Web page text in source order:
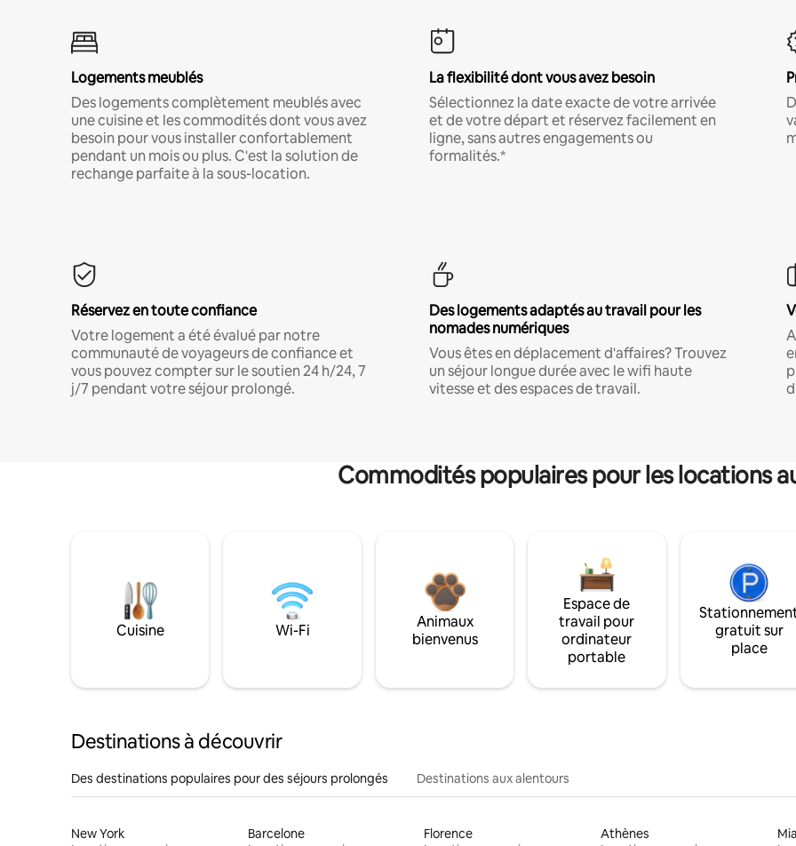
Logements meublés
Des logements complètement meublés avec
une cuisine et les commodités dont vous avez
besoin pour vous installer confortablement
pendant un mois ou plus. C'est la solution de
rechange parfaite à la sous-location.
La flexibilité dont vous avez besoin
Sélectionnez la date exacte de votre arrivée
et de votre départ et réservez facilement en
ligne, sans autres engagements ou
formalités.*
Réservez en toute confiance
Votre logement a été évalué par notre
communauté de voyageurs de confiance et
vous pouvez compter sur le soutien 24 h/24, 7
j/7 pendant votre séjour prolongé.
Des logements adaptés au travail pour les
nomades numériques
Vous êtes en déplacement d'affaires? Trouvez
un séjour longue durée avec le wifi haute
vitesse et des espaces de travail.
Commodités populaires pour les locations
Cuisine Wi-Fi
Animaux
bienvenus
Espace de
travail pour
ordinateur
portable
gratuit sur
place
Destinations à découvrir
Des destinations populaires pour des séjours prolongés Destinations aux alentours
New York
Barcelone
Florence
Athènes